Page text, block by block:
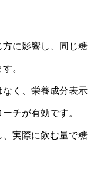
に影響し、同じ糖
。
く、栄養成分表示
チが有効です。
実際に飲む量で糖